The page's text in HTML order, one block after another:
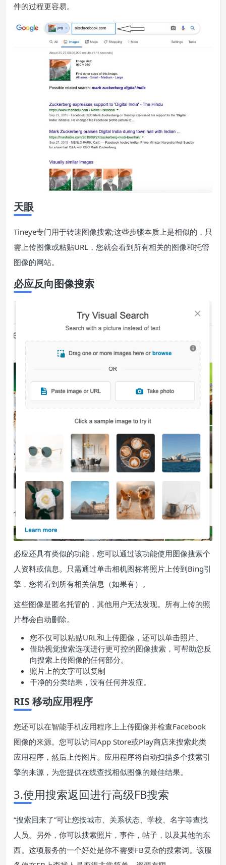
件的过程更容易。
天眼
Tineye专门用于转速图像搜索;这些步骤本质上是相似的，只
需上传图像或粘贴URL，您就会看到所有相关的图像和托管
图像的网站。
必应反向图像搜索
必应还具有类似的功能，您可以通过该功能使用图像搜索个
人资料或信息。只需通过单击相机图标将照片上传到Bing引
擎，您将看到所有相关信息（如果有）。
这些图像是匿名托管的，其他用户无法发现。所有上传的照
片都会自动删除。
您不仅可以粘贴URL和上传图像，还可以单击照片。
借助视觉搜索选项进行更可控的图像搜索，可帮助您反
向搜索上传图像的任何部分。
照片上的文字可以复制
干净的分类结果，没有任何并发症。
RIS 移动应用程序
您还可以在智能手机应用程序上上传图像并检查Facebook
图像的来源。您可以访问App Store或Play商店来搜索此类
应用程序，然后上传图片。应用程序将自动扫描多个搜索引
擎的来源，为您提供在线查找相似图像的最佳结果。
3.使用搜索返回进行高级FB搜索
“搜索回来了”可让您按城市、关系状态、学校、名字等查找
人员。另外，你可以搜索照片，事件，帖子，以及其他的东
西。这项服务的一个好处是你不需要FB复杂的搜索词。该服